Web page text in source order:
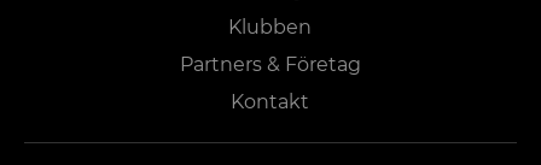
Klubben
Partners & Företag
Kontakt